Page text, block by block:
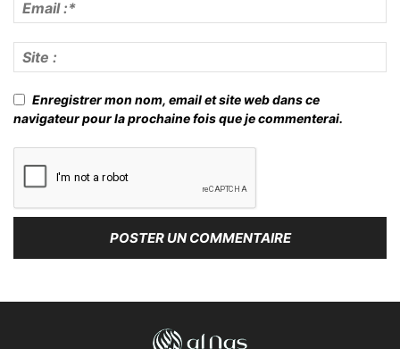
Enregistrer mon nom, email et site web dans ce
navigateur pour la prochaine fois que je commenterai.